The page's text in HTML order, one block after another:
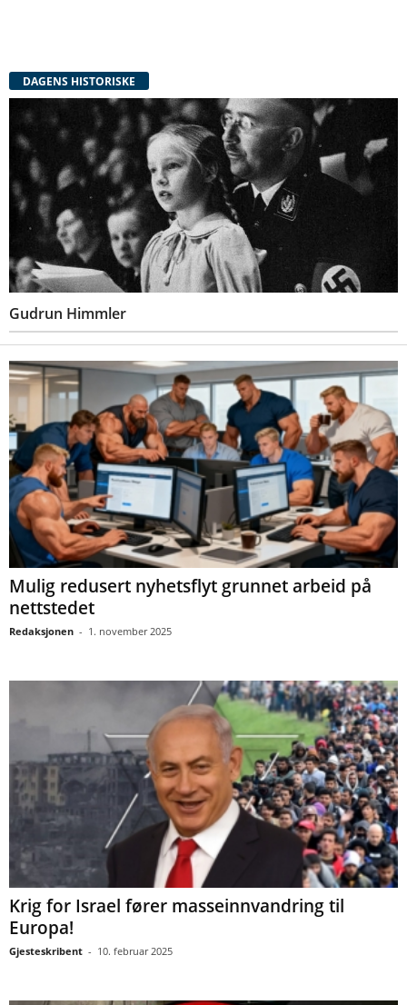
DAGENS HISTORISKE
Gudrun Himmler
Mulig redusert nyhetsflyt grunnet arbeid på
nettstedet
Redaksjonen - 1. november 2025
Krig for Israel fører masseinnvandring til
Europa!
Gjesteskribent - 10. februar 2025